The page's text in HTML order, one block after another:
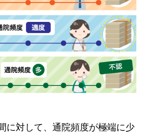
に対して、通院頻度が極端に少